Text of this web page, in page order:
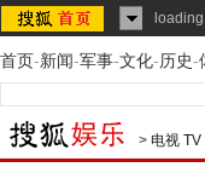
首页-新闻-军事-文化-历史-
> 电视 TV